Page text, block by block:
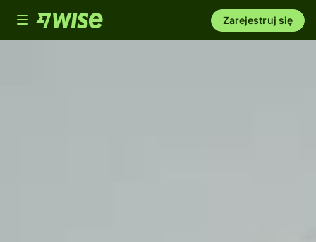
Toggle
navigation
Zarejestruj się